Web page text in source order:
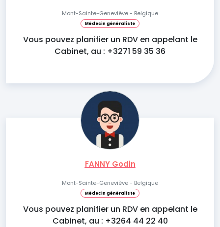
Mont-Sainte-Geneviève - Belgique
Médecin généraliste
Vous pouvez planifier un RDV en appelant le
Cabinet, au : +3271 59 35 36
FANNY Godin
Mont-Sainte-Geneviève - Belgique
Médecin généraliste
Vous pouvez planifier un RDV en appelant le
Cabinet, au : +3264 44 22 40